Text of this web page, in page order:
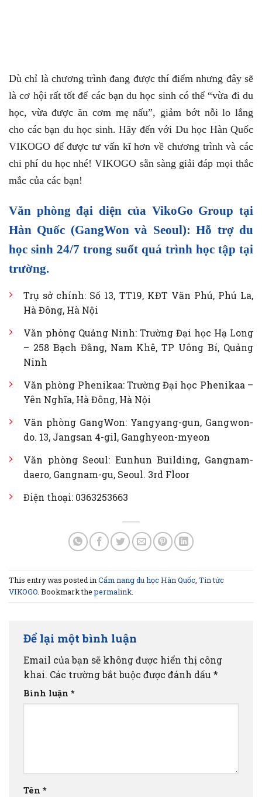
Dù chỉ là chương trình đang được thí điểm nhưng đây sẽ
là cơ hội rất tốt để các bạn du học sinh có thể “vừa đi du
học, vừa được ăn cơm mẹ nấu”, giảm bớt nỗi lo lắng
cho các bạn du học sinh. Hãy đến với Du học Hàn Quốc
VIKOGO để được tư vấn kĩ hơn về chương trình và các
chi phí du học nhé! VIKOGO sẵn sàng giải đáp mọi thắc
mắc của các bạn!
Văn phòng đại diện của VikoGo Group tại
Hàn Quốc (GangWon và Seoul): Hỗ trợ du
học sinh 24/7 trong suốt quá trình học tập tại
trường.
Trụ sở chính: Số 13, TT19, KĐT Văn Phú, Phú La,
Hà Đông, Hà Nội
Văn phòng Quảng Ninh: Trường Đại học Hạ Long
– 258 Bạch Đằng, Nam Khê, TP Uông Bí, Quảng
Ninh
Văn phòng Phenikaa: Trường Đại học Phenikaa –
Yên Nghĩa, Hà Đông, Hà Nội
Văn phòng GangWon: Yangyang-gun, Gangwon-
do. 13, Jangsan 4-gil, Ganghyeon-myeon
Văn phòng Seoul: Eunhun Building, Gangnam-
daero, Gangnam-gu, Seoul. 3rd Floor
Điện thoại: 0363253663
This entry was posted in Cẩm nang du học Hàn Quốc Tin tức
VIKOGO . Bookmark thepermalink
Để lại một bình luận
Email của bạn sẽ không được hiển thị công
khai. Các trường bắt buộc được đánh dấu *
Bình luận *
Tên *